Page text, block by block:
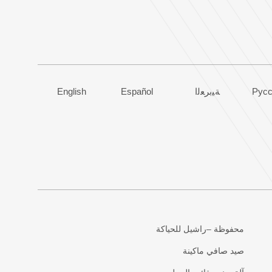
English Español ﺔﻴﺑﺮﻌﻟﺍ
محفوظة –راشيل للحياكة
صيد صافي ماكينة